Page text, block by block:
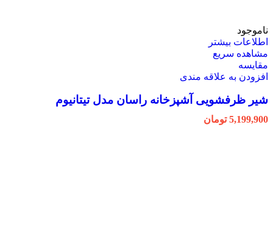
ناموجود
اطلاعات بیشتر
مشاهده سریع
مقایسه
افزودن به علاقه مندی
شیر ظرفشویی آشپزخانه راسان مدل تیتانیوم
5,199,900 تومان